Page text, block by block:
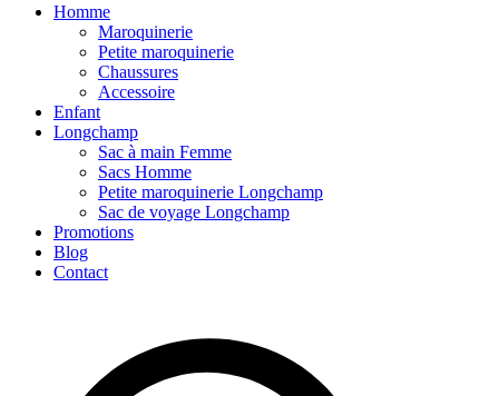
Homme
Maroquinerie
Petite maroquinerie
Chaussures
Accessoire
Enfant
Longchamp
Sac à main Femme
Sacs Homme
Petite maroquinerie Longchamp
Sac de voyage Longchamp
Promotions
Blog
Contact